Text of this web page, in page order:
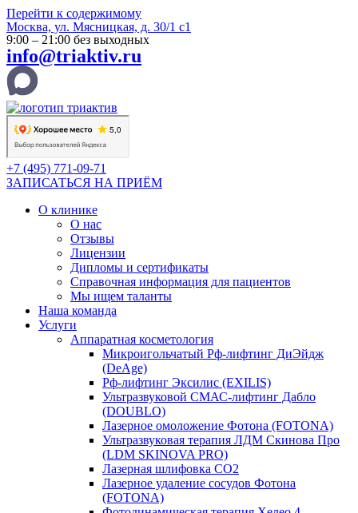
Перейти к содержимому
Москва, ул. Мясницкая, д. 30/1 с1
9:00 – 21:00 без выходных
info@triaktiv.ru
+7 (495) 771-09-71
ЗАПИСАТЬСЯ НА ПРИЁМ
О клинике
О нас
Отзывы
Лицензии
Дипломы и сертификаты
Справочная информация для пациентов
Мы ищем таланты
Наша команда
Услуги
Аппаратная косметология
Микроигольчатый Рф-лифтинг ДиЭйдж
(DeAge)
Рф-лифтинг Эксилис (EXILIS)
Ультразвуковой СМАС-лифтинг Дабло
(DOUBLO)
Лазерное омоложение Фотона (FOTONA)
Ультразвуковая терапия ЛДМ Скинова Про
(LDM SKINOVA PRO)
Лазерная шлифовка CO2
Лазерное удаление сосудов Фотона
(FOTONA)